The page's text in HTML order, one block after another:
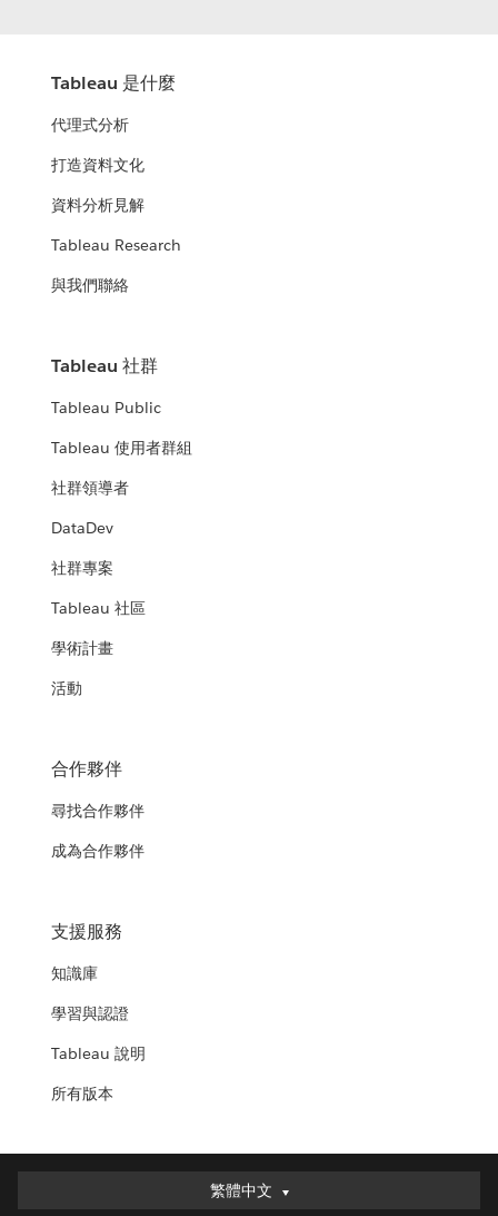
Tableau 是什麼
代理式分析
打造資料文化
資料分析見解
Tableau Research
與我們聯絡
Tableau 社群
Tableau Public
Tableau 使用者群組
社群領導者
DataDev
社群專案
Tableau 社區
學術計畫
活動
合作夥伴
尋找合作夥伴
成為合作夥伴
支援服務
知識庫
學習與認證
Tableau 說明
所有版本
繁體中文
繁體中文